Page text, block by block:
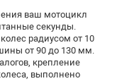
ваш мотоцикл
секунды.
радиусом от 10
от 90 до 130 мм.
крепление
выполнено